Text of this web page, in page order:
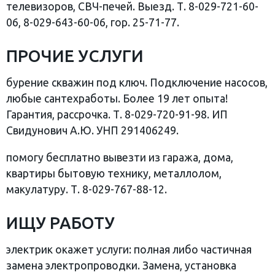
телевизоров, СВЧ-печей. Выезд. Т. 8-029-721-60-
06, 8-029-643-60-06, гор. 25-71-77.
ПРОЧИЕ УСЛУГИ
бурение скважин под ключ. Подключение насосов,
любые сантехработы. Более 19 лет опыта!
Гарантия, рассрочка. Т. 8-029-720-91-98. ИП
Свидунович А.Ю. УНП 291406249.
помогу бесплатно вывезти из гаража, дома,
квартиры бытовую технику, металлолом,
макулатуру. Т. 8-029-767-88-12.
ИЩУ РАБОТУ
электрик окажет услуги: полная либо частичная
замена электропроводки. Замена, установка